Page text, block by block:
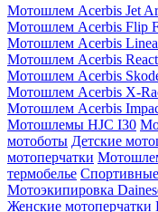
Мотошлем Acerbis Jet
Мотошлем Acerbis Flip
Мотошлем Acerbis
Мотошлем Acerbis
Мотошлем Acerbis
Мотошлем Acerbis X-
Мотошлем Acerbis
Мотошлемы HJC I30
мотоботы Детские
мотоперчатки
термобелье
Мотоэкипировка
Женские мотоперчатки